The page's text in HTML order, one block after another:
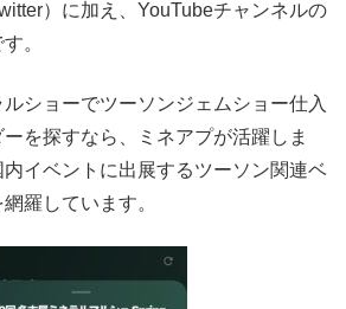
）に加え、YouTubeチャンネルの
。
ショーでツーソンジェムショー仕入
を探すなら、ミネアプが活躍しま
イベントに出展するツーソン関連ベ
羅しています。